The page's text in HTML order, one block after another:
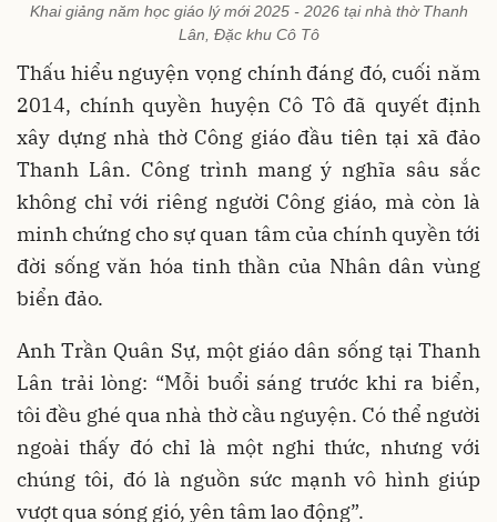
Khai giảng năm học giáo lý mới 2025 - 2026 tại nhà thờ Thanh
Lân, Đặc khu Cô Tô
Thấu hiểu nguyện vọng chính đáng đó, cuối năm
2014, chính quyền huyện Cô Tô đã quyết định
xây dựng nhà thờ Công giáo đầu tiên tại xã đảo
Thanh Lân. Công trình mang ý nghĩa sâu sắc
không chỉ với riêng người Công giáo, mà còn là
minh chứng cho sự quan tâm của chính quyền tới
đời sống văn hóa tinh thần của Nhân dân vùng
biển đảo.
Anh Trần Quân Sự, một giáo dân sống tại Thanh
Lân trải lòng: “Mỗi buổi sáng trước khi ra biển,
tôi đều ghé qua nhà thờ cầu nguyện. Có thể người
ngoài thấy đó chỉ là một nghi thức, nhưng với
chúng tôi, đó là nguồn sức mạnh vô hình giúp
vượt qua sóng gió, yên tâm lao động”.